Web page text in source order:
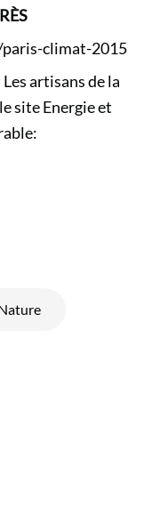
climat-2015
artisans de la
site Energie et